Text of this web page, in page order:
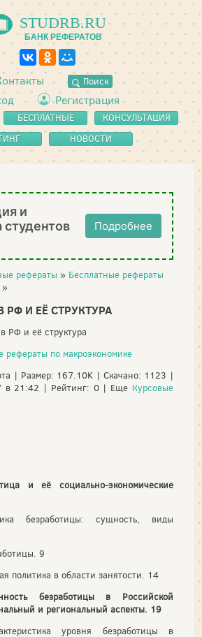
STUDRB.RU
БАНК РЕФЕРАТОВ
Поиск
Регистрация
БЕСПЛАТНЫЕ
РЕФЕРАТЫ
КОНСУЛЬТАЦИЯ
НОВОСТИ
и
Подробнее
рефераты » Бесплатные рефераты
»
РФ И ЕЁ СТРУКТУРА
РФ и её структура
рефераты по макроэкономике
| Размер: 167.10K | Скачано: 1123 |
в 21:42 | Рейтинг: 0 | Еще Курсовые
и её социально-экономические
безработицы: сущность, виды
9
политика в области занятости. 14
безработицы в Российской
и региональный аспекты. 19
уровня безработицы в